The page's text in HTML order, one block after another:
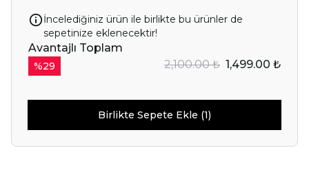
İncelediğiniz ürün ile birlikte bu ürünler de
sepetinize eklenecektir!
Avantajlı Toplam
%29 2,100.00 ₺ 1,499.00 ₺
Birlikte Sepete Ekle (1)